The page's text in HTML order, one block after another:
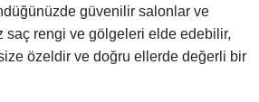
güvenilir salonlar ve
saç rengi ve gölgeleri elde edebilir,
özeldir ve doğru ellerde değerli bir